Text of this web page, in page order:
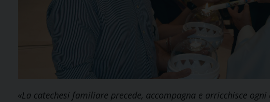
«La catechesi familiare precede, accompagna e arricchisce